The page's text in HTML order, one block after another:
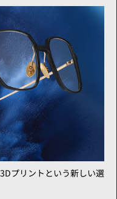
プリントという新しい選